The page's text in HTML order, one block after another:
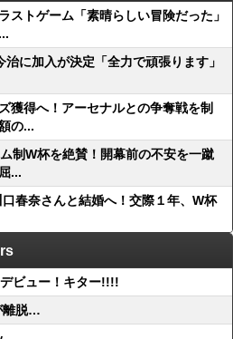
ストゲーム「素晴らしい冒険だった」
に加入が決定「全力で頑張ります」
獲得へ！アーセナルとの争奪戦を制
の...
制W杯を絶賛！開幕前の不安を一蹴
...
春奈さんと結婚へ！交際１年、W杯
ビュー！キター!!!!
離脱…